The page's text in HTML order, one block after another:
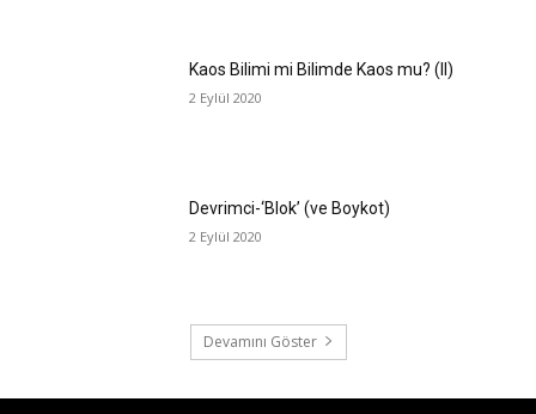
Kaos Bilimi mi Bilimde Kaos mu? (II)
2 Eylül 2020
Devrimci-‘Blok’ (ve Boykot)
2 Eylül 2020
Devamını Göster